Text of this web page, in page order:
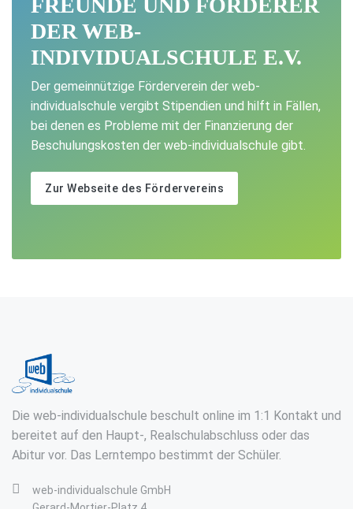
FREUNDE UND FÖRDERER
DER WEB-
INDIVIDUALSCHULE E.V.
Der gemeinnützige Förderverein der web-
individualschule vergibt Stipendien und hilft in Fällen,
bei denen es Probleme mit der Finanzierung der
Beschulungskosten der web-individualschule gibt.
Zur Webseite des Fördervereins
Die web-individualschule beschult online im 1:1 Kontakt und
bereitet auf den Haupt-, Realschulabschluss oder das
Abitur vor. Das Lerntempo bestimmt der Schüler.
web-individualschule GmbH